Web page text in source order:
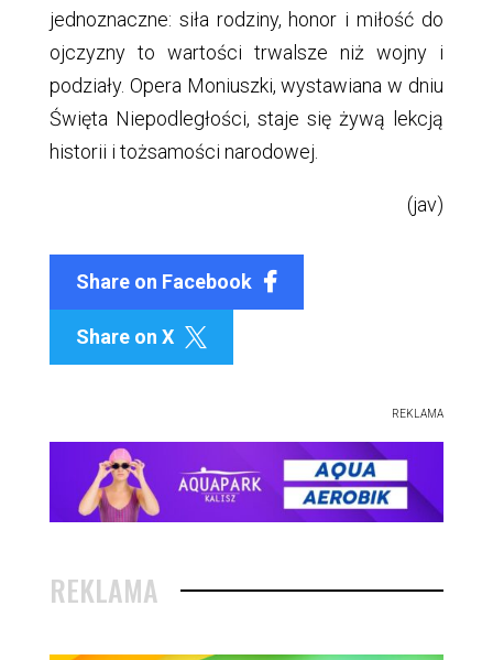
jednoznaczne: siła rodziny, honor i miłość do
ojczyzny to wartości trwalsze niż wojny i
podziały. Opera Moniuszki, wystawiana w dniu
Święta Niepodległości, staje się żywą lekcją
historii i tożsamości narodowej.
(jav)
Share on Facebook
Share on X 
REKLAMA
REKLAMA